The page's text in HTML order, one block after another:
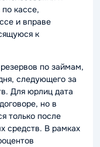
кассе,
и вправе
к
по займам,
следующего за
Для юрлиц дата
но в
только после
средств. В рамках